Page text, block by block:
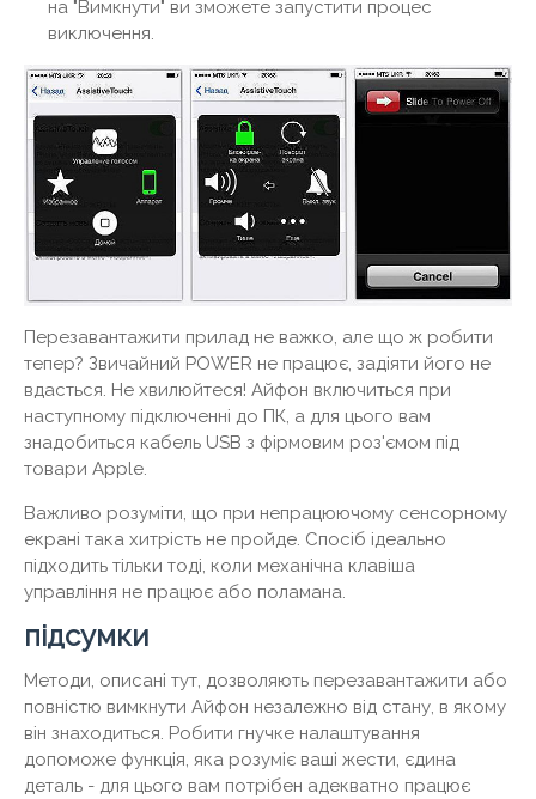
на "Вимкнути" ви зможете запустити процес
виключення.
Перезавантажити прилад не важко, але що ж робити
тепер? Звичайний POWER не працює, задіяти його не
вдасться. Не хвилюйтеся! Айфон включиться при
наступному підключенні до ПК, а для цього вам
знадобиться кабель USB з фірмовим роз'ємом під
товари Apple.
Важливо розуміти, що при непрацюючому сенсорному
екрані така хитрість не пройде. Спосіб ідеально
підходить тільки тоді, коли механічна клавіша
управління не працює або поламана.
підсумки
Методи, описані тут, дозволяють перезавантажити або
повністю вимкнути Айфон незалежно від стану, в якому
він знаходиться. Робити гнучке налаштування
допоможе функція, яка розуміє ваші жести, єдина
деталь - для цього вам потрібен адекватно працює